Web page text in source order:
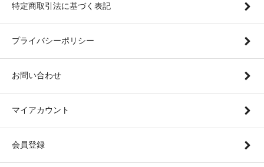
特定商取引法に基づく表記
プライバシーポリシー
お問い合わせ
マイアカウント
会員登録